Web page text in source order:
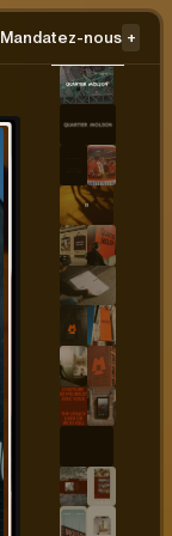
Mandatez-nous +